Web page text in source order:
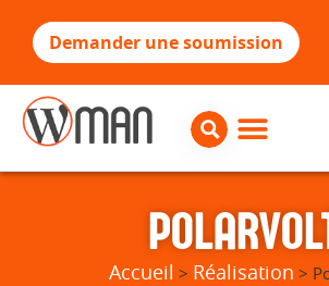
Demander une soumission
Accueil > Réalisation >